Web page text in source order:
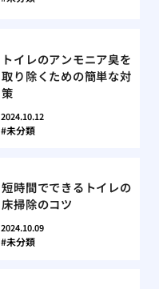
トイレのアンモニア臭を
取り除くための簡単な対
策
2024.10.12
未分類
短時間でできるトイレの
床掃除のコツ
2024.10.09
未分類